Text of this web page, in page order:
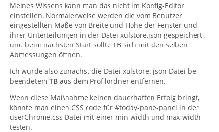
Meines Wissens kann man das nicht im Konfig-Editor
einstellen. Normalerweise werden die vom Benutzer
eingestellten Maße von Breite und Höhe der Fenster und
ihrer Unterteilungen in der Datei xulstore,json gespeichert ,
und beim nächsten Start sollte TB sich mit den selben
Abmessungen öffnen.
Ich würde also zunächst die Datei xulstore. json Datei bei
beendetem TB aus dem Profilordner entfernen.
Wenn diese Maßnahme keinen dauerhaften Erfolg bringt,
könnte man einen CSS code für #today-pane-panel in der
userChrome.css Datei mit einer min-width und max-width
testen.